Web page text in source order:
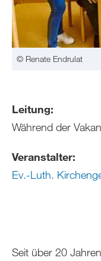
© Renate Endrulat
Leitung:
Während der
Veranstalter:
Ev.-Luth.
Seit über 20